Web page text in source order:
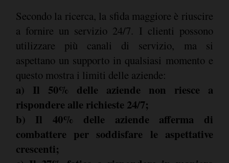
Secondo la ricerca, la sfida maggiore è riuscire
a fornire un servizio 24/7. I clienti possono
utilizzare più canali di servizio, ma si
aspettano un supporto in qualsiasi momento e
questo mostra i limiti delle aziende:
a) Il 50% delle aziende non riesce a
rispondere alle richieste 24/7;
b) Il 40% delle aziende afferma di
combattere per soddisfare le aspettative
crescenti;